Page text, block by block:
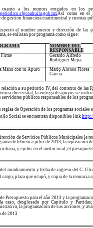
cuanto a los montos erogados en los
Así como en
de gestión financiera cuatrimestral y cuentas
al nombre puesto y dirección de las
se enlistan por programa como sigue:
NOMBRE DEL
RESPONSABLE
Firme
Gerardo Alfredo
Rodriguez Mejia
Mano con tu Apuro
Mario Alonso Flores
García
a su petitorio IV, del contexto de las
due estatal, la entrega de apoyos se
servidores públicos responsables de los
reglas de Operación de los programas sociales
Social se encuentran disponibles link
de Servicios Públicos Municipales le
de febrero a julio de 2013, la reposición
urbana, y ejidos en el medio rural, el
nombramiento y fecha de ingreso del C.
cargo, plaza que ocupó, y copia de la renuncia
Presupuesto para el año 2013 y la
caso, desglosado por Capitulo y
la programación de sus acciones, y
de 2013